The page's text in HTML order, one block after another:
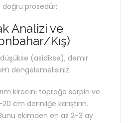
doğru prosedür:
Analizi ve
Kış)
düşükse (asidikse), demir
dengelemelisiniz.
kirecini toprağa serpin ve
cm derinliğe karıştırın.
ekimden en az 2-3 ay